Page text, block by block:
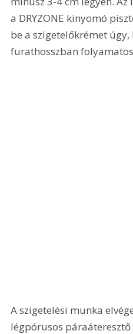
a DRYZONE kinyomó
be a szigetelőkrémet úgy,
furathosszban
A szigetelési munka
légpórusos